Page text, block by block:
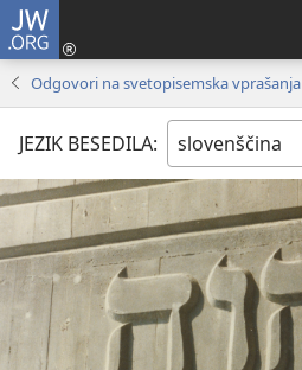
JW.ORG
Odgovori na svetopisemska vprašanja
JEZIK BESEDILA: